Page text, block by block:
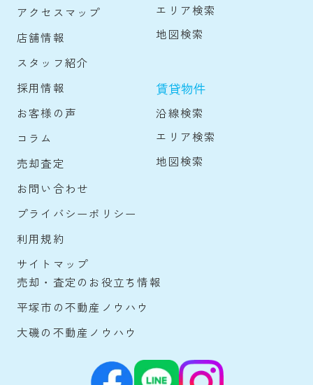
アクセスマップ
店舗情報
スタッフ紹介
採用情報
お客様の声
コラム
売却査定
お問い合わせ
プライバシーポリシー
利用規約
サイトマップ
エリア検索
地図検索
賃貸物件
沿線検索
エリア検索
地図検索
売却・査定のお役立ち情報
平塚市の不動産ノウハウ
大磯の不動産ノウハウ